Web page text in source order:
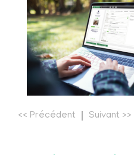
<< Précédent Suivant >>